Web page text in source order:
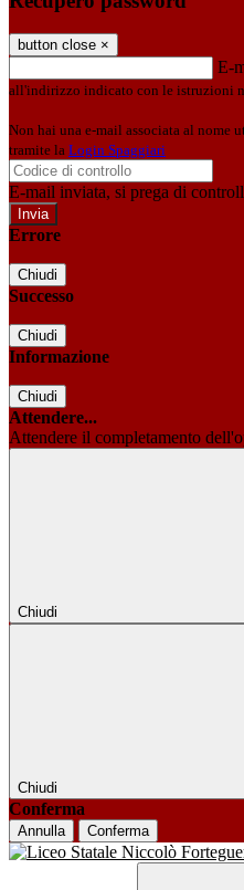
button close ×
E-
all'indirizzo indicato con le istruzioni
Non hai una e-mail associata al nome
tramite la Login Spaggiari
E-mail inviata, si prega di
Errore
Chiudi
Successo
Chiudi
Informazione
Chiudi
Attendere...
Attendere il completamento
Chiudi
Chiudi
Conferma
Annulla Conferma